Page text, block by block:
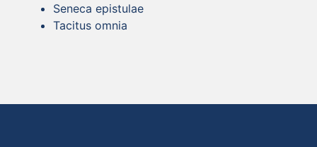
Seneca epistulae
Tacitus omnia